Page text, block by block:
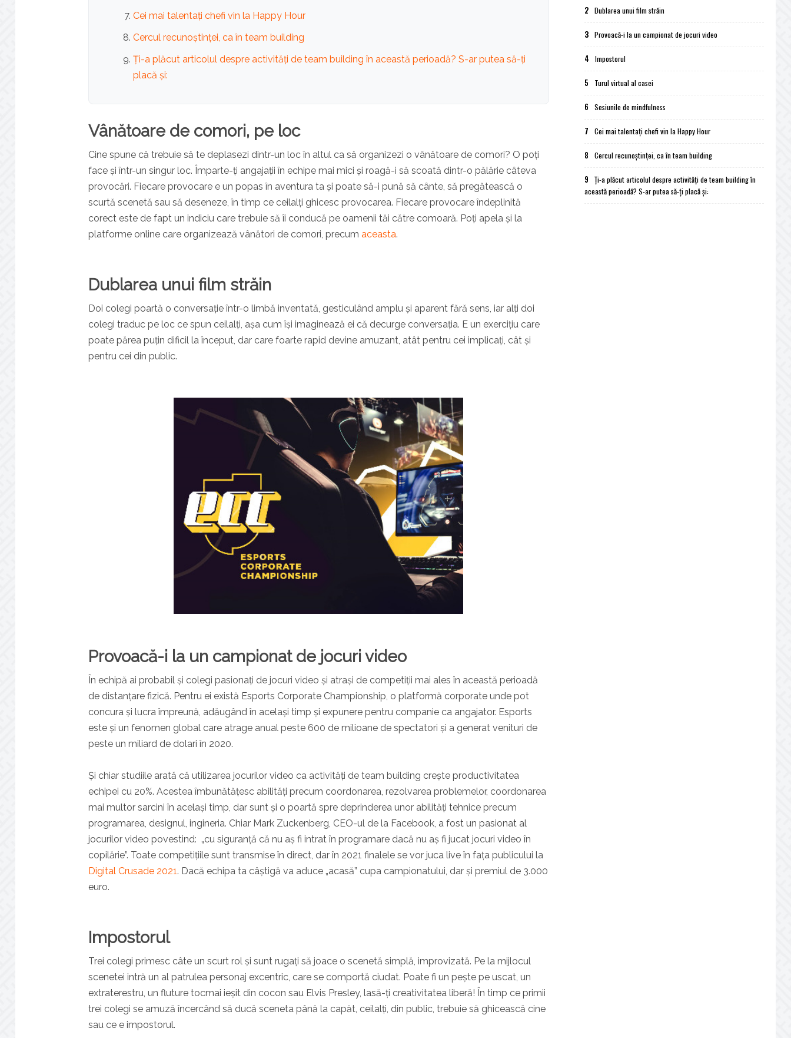
Cei mai talentați chefi vin la Happy Hour
Cercul recunoștinței, ca în team building
Ți-a plăcut articolul despre activități de team building în această perioadă? S-ar putea să-ți
placă și:
Vânătoare de comori, pe loc
Cine spune că trebuie să te deplasezi dintr-un loc în altul ca să organizezi o vânătoare de comori? O poți
face și într-un singur loc. Împarte-ți angajații în echipe mai mici și roagă-i să scoată dintr-o pălărie câteva
provocări. Fiecare provocare e un popas în aventura ta și poate să-i pună să cânte, să pregătească o
scurtă scenetă sau să deseneze, în timp ce ceilalți ghicesc provocarea. Fiecare provocare îndeplinită
corect este de fapt un indiciu care trebuie să îi conducă pe oamenii tăi către comoară. Poți apela și la
platforme online care organizează vânători de comori, precum aceasta.
Dublarea unui film străin
Doi colegi poartă o conversație într-o limbă inventată, gesticulând amplu și aparent fără sens, iar alți doi
colegi traduc pe loc ce spun ceilalți, așa cum își imaginează ei că decurge conversația. E un exercițiu care
poate părea puțin dificil la început, dar care foarte rapid devine amuzant, atât pentru cei implicați, cât și
pentru cei din public.
Provoacă-i la un campionat de jocuri video
În echipă ai probabil și colegi pasionați de jocuri video și atrași de competiții mai ales în această perioadă
de distanțare fizică. Pentru ei există Esports Corporate Championship, o platformă corporate unde pot
concura și lucra împreună, adăugând în același timp și expunere pentru companie ca angajator. Esports
este și un fenomen global care atrage anual peste 600 de milioane de spectatori și a generat venituri de
peste un miliard de dolari în 2020.
Și chiar studiile arată că utilizarea jocurilor video ca activități de team building crește productivitatea
echipei cu 20%. Acestea îmbunătățesc abilități precum coordonarea, rezolvarea problemelor, coordonarea
mai multor sarcini în același timp, dar sunt și o poartă spre deprinderea unor abilități tehnice precum
programarea, designul, ingineria. Chiar Mark Zuckenberg, CEO-ul de la Facebook, a fost un pasionat al
jocurilor video povestind: „cu siguranță că nu aș fi intrat în programare dacă nu aș fi jucat jocuri video în
copilărie”. Toate competițiile sunt transmise în direct, dar în 2021 finalele se vor juca live în fața publicului la
Digital Crusade 2021. Dacă echipa ta câștigă va aduce „acasă” cupa campionatului, dar și premiul de 3.000
euro.
Impostorul
Trei colegi primesc câte un scurt rol și sunt rugați să joace o scenetă simplă, improvizată. Pe la mijlocul
scenetei intră un al patrulea personaj excentric, care se comportă ciudat. Poate fi un pește pe uscat, un
extraterestru, un fluture tocmai ieșit din cocon sau Elvis Presley, lasă-ți creativitatea liberă! În timp ce primii
trei colegi se amuză încercând să ducă sceneta până la capăt, ceilalți, din public, trebuie să ghicească cine
sau ce e impostorul.
2 Dublarea unui film străin
3 Provoacă-i la un campionat de jocuri video
4 Impostorul
5 Turul virtual al casei
6 Sesiunile de mindfulness
7 Cei mai talentați chefi vin la Happy Hour
8 Cercul recunoștinței, ca în team building
9 Ți-a plăcut articolul despre activități de team building în
această perioadă? S-ar putea să-ți placă și: